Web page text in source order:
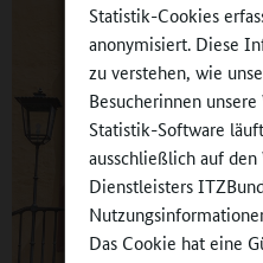
Statistik-Cookies
anonymisiert. Diese
zu verstehen, wie
Besucherinnen
Statistik-Software
ausschließlich auf
Dienstleisters
Das Cookie hat eine